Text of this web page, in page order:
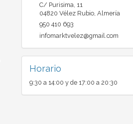
C/ Purisima, 11
04820 Vélez Rubio, Almería
950 410 693
infomarktvelez@gmail.com
Horario
9:30 a 14:00 y de 17:00 a 20:30